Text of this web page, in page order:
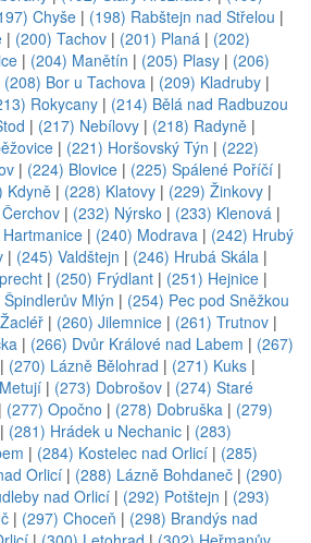
Chyše | (198) Rabštejn nad Střelou |
| (200) Tachov | (201) Planá | (202)
| (204) Manětín | (205) Plasy | (206)
(208) Bor u Tachova | (209) Kladruby |
Rokycany | (214) Bělá nad Radbuzou
| (217) Nebílovy | (218) Radyně |
| (221) Horšovský Týn | (222)
| (224) Blovice | (225) Spálené Poříčí |
Kdyně | (228) Klatovy | (229) Žinkovy |
| (232) Nýrsko | (233) Klenová |
| (240) Modrava | (242) Hrubý
| (245) Valdštejn | (246) Hrubá Skála |
| (250) Frýdlant | (251) Hejnice |
Mlýn | (254) Pec pod Sněžkou
| (260) Jilemnice | (261) Trutnov |
| (266) Dvůr Králové nad Labem | (267)
| (270) Lázně Bělohrad | (271) Kuks |
| (273) Dobrošov | (274) Staré
| (277) Opočno | (278) Dobruška | (279)
| (281) Hrádek u Nechanic | (283)
| (284) Kostelec nad Orlicí | (285)
Orlicí | (288) Lázně Bohdaneč | (290)
nad Orlicí | (292) Potštejn | (293)
| (297) Choceň | (298) Brandýs nad